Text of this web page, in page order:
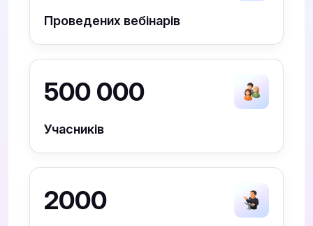
Проведених вебінарів
500 000
Учасників
2000